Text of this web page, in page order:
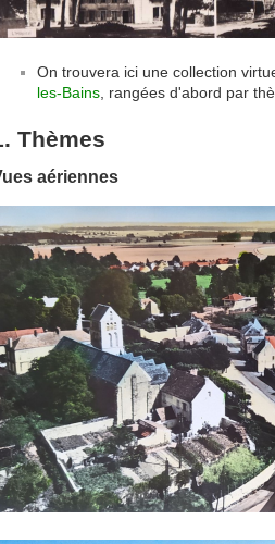
On trouvera ici une collection
les-Bains, rangées d'abord par
Thèmes
aériennes